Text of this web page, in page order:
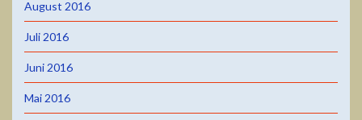
August 2016
Juli 2016
Juni 2016
Mai 2016